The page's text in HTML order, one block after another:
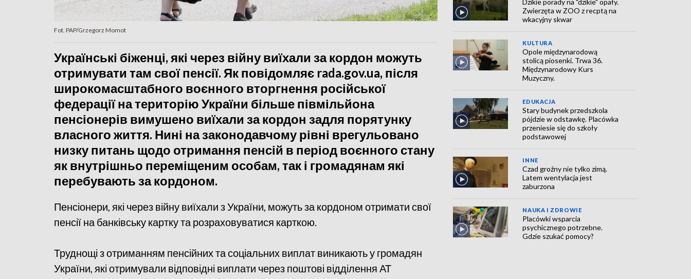
Fot. PAP/Grzegorz Momot
Українські біженці, які через війну виїхали за кордон можуть
отримувати там свої пенсії. Як повідомляє rada.gov.ua, після
широкомасштабного воєнного вторгнення російської
федерації на територію України більше півмільйона
пенсіонерів вимушено виїхали за кордон задля порятунку
власного життя. Нині на законодавчому рівні врегульовано
низку питань щодо отримання пенсій в період воєнного стану
як внутрішньо переміщеним особам, так і громадянам які
перебувають за кордоном.
Пенсіонери, які через війну виїхали з України, можуть за кордоном отримати свої
пенсії на банківську картку та розраховуватися карткою.
Труднощі з отриманням пенсійних та соціальних виплат виникають у громадян
України, які отримували відповідні виплати через поштові відділення АТ
Zwierzęta w ZOO z recptą na
wkacyjny skwar
KULTURA
Opole międzynarodową
stolicą piosenki. Trwa 36.
Międzynarodowy Kurs
Muzyczny.
EDUKACJA
Stary budynek przedszkola
pójdzie w odstawkę. Placówka
przeniesie się do szkoły
podstawowej
INNE
Czad groźny nie tylko zimą.
Latem wentylacja jest
zaburzona
NAUKA I ZDROWIE
Placówki wsparcia
psychicznego potrzebne.
Gdzie szukać pomocy?